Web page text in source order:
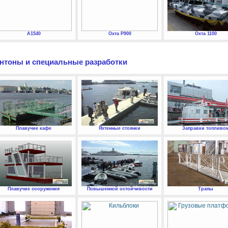
А1540 Охта P900 Охта 1100
и специальные разработки
Плавучие кафе Яхтенные стоянки Заправки
Плавучие сооружения Повышенной остойчивости Трапы